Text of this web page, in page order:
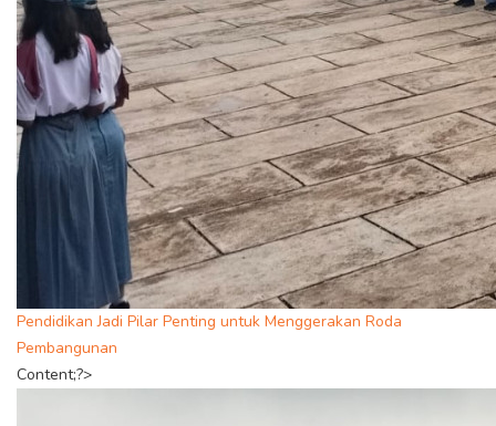
Pendidikan Jadi Pilar Penting untuk Menggerakan Roda
Pembangunan
Content;?>